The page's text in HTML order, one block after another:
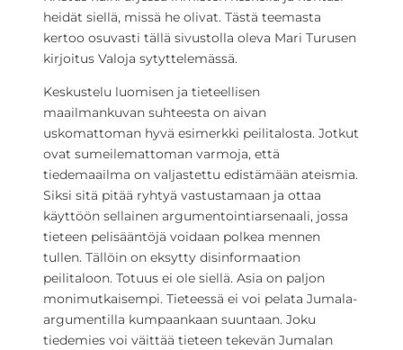
heidät siellä, missä he olivat. Tästä teemasta
kertoo osuvasti tällä sivustolla oleva Mari Turusen
kirjoitus Valoja sytyttelemässä.
Keskustelu luomisen ja tieteellisen
maailmankuvan suhteesta on aivan
uskomattoman hyvä esimerkki peilitalosta. Jotkut
ovat sumeilemattoman varmoja, että
tiedemaailma on valjastettu edistämään ateismia.
Siksi sitä pitää ryhtyä vastustamaan ja ottaa
käyttöön sellainen argumentointiarsenaali, jossa
tieteen pelisääntöjä voidaan polkea mennen
tullen. Tällöin on eksytty disinformaation
peilitaloon. Totuus ei ole siellä. Asia on paljon
monimutkaisempi. Tieteessä ei voi pelata Jumala-
argumentilla kumpaankaan suuntaan. Joku
tiedemies voi väittää tieteen tekevän Jumalan